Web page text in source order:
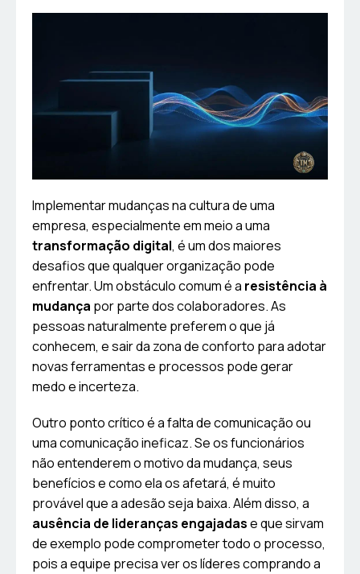
Implementar mudanças na cultura de uma
empresa, especialmente em meio a uma
transformação digital, é um dos maiores
desafios que qualquer organização pode
enfrentar. Um obstáculo comum é a resistência à
mudança por parte dos colaboradores. As
pessoas naturalmente preferem o que já
conhecem, e sair da zona de conforto para adotar
novas ferramentas e processos pode gerar
medo e incerteza.
Outro ponto crítico é a falta de comunicação ou
uma comunicação ineficaz. Se os funcionários
não entenderem o motivo da mudança, seus
benefícios e como ela os afetará, é muito
provável que a adesão seja baixa. Além disso, a
ausência de lideranças engajadase que sirvam
de exemplo pode comprometer todo o processo,
pois a equipe precisa ver os líderes comprando a